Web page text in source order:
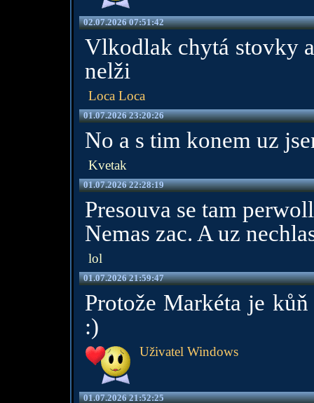
02.07.2026 07:51:42
Vlkodlak chytá stovky
nelži
Loca Loca
01.07.2026 23:20:26
No a s tim konem uz
Kvetak
01.07.2026 22:28:19
Presouva se tam
Nemas zac. A uz
lol
01.07.2026 21:59:47
Protože Markéta je
:)
Uživatel Windows
01.07.2026 21:52:25